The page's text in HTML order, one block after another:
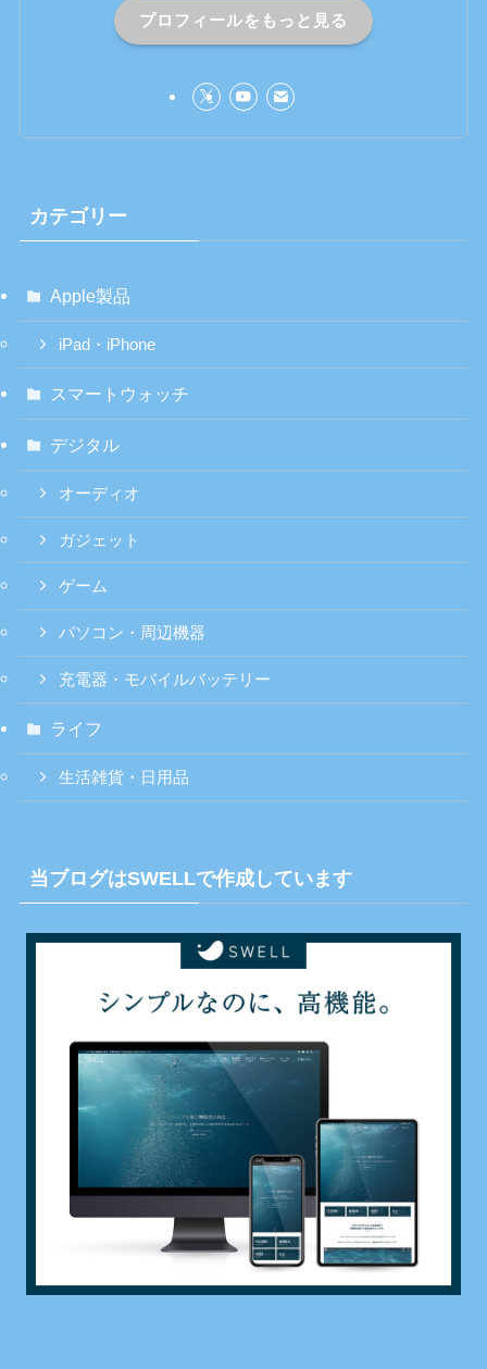
プロフィールをもっと見る
カテゴリー
Apple製品
iPad・iPhone
スマートウォッチ
デジタル
オーディオ
ガジェット
ゲーム
パソコン・周辺機器
充電器・モバイルバッテリー
ライフ
生活雑貨・日用品
当ブログはSWELLで作成しています